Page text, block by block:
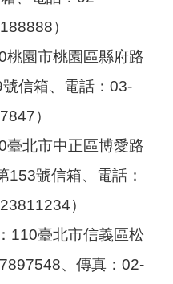
）
桃園市桃園區縣府路
信箱、電話：03-
）
臺北市中正區博愛路
號信箱、電話：
）
110臺北市信義區松
、傳真：02-